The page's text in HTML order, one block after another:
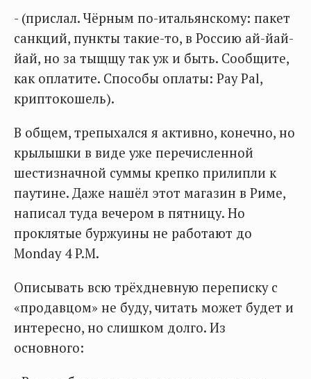
- (прислал. Чёрным по-итальянскому: пакет
санкций, пункты такие-то, в Россию ай-йай-
йай, но за тыщщу так уж и быть. Сообщите,
как оплатите. Способы оплаты: Pay Pal,
криптокошель).
В общем, трепыхался я активно, конечно, но
крылышки в виде уже перечисленной
шестизначной суммы крепко прилипли к
паутине. Даже нашёл этот магазин в Риме,
написал туда вечером в пятницу. Но
проклятые буржуины не работают до
Monday 4 P.M.
Описывать всю трёхдневную переписку с
«продавцом» не буду, читать может будет и
интересно, но слишком долго. Из
основного: